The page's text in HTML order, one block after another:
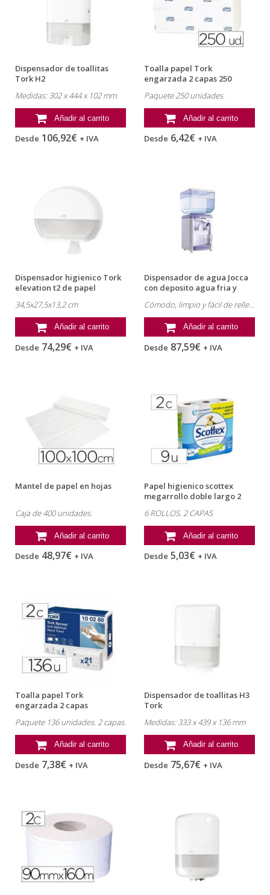
Dispensador de toallitas
Tork H2
Medidas: 302 x 444 x 102 mm.
Añadir al carrito
Desde 106,92€ + IVA
Toalla papel Tork
engarzada 2 capas 250
Paquete 250 unidades.
Añadir al carrito
Desde 6,42€ + IVA
Dispensador higienico Tork
elevation t2 de papel
34,5x27,5x13,2 cm
Añadir al carrito
Desde 74,29€ + IVA
Dispensador de agua Jocca
con deposito agua fria y
Cómodo, limpio y fácil de rellenar.
Añadir al carrito
Desde 87,59€ + IVA
Mantel de papel en hojas
Caja de 400 unidades.
Añadir al carrito
Desde 48,97€ + IVA
Papel higienico scottex
megarrollo doble largo 2
6 ROLLOS. 2 CAPAS
Añadir al carrito
Desde 5,03€ + IVA
Toalla papel Tork
engarzada 2 capas
Paquete 136 unidades. 2 capas.
Añadir al carrito
Desde 7,38€ + IVA
Dispensador de toallitas H3
Tork
Medidas: 333 x 439 x 136 mm
Añadir al carrito
Desde 75,67€ + IVA